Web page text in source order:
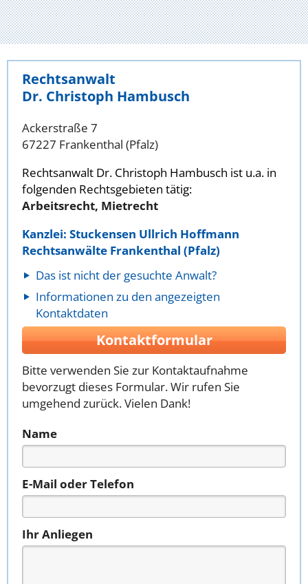
Rechtsanwalt
Dr. Christoph Hambusch
Ackerstraße 7
67227 Frankenthal (Pfalz)
Rechtsanwalt Dr. Christoph Hambusch ist u.a. in
folgenden Rechtsgebieten tätig:
Arbeitsrecht, Mietrecht
Kanzlei: Stuckensen Ullrich Hoffmann
Rechtsanwälte Frankenthal (Pfalz)
Das ist nicht der gesuchte Anwalt?
Informationen zu den angezeigten
Kontaktdaten
Kontaktformular
Bitte verwenden Sie zur Kontaktaufnahme
bevorzugt dieses Formular. Wir rufen Sie
umgehend zurück. Vielen Dank!
Name
E-Mail oder Telefon
Ihr Anliegen